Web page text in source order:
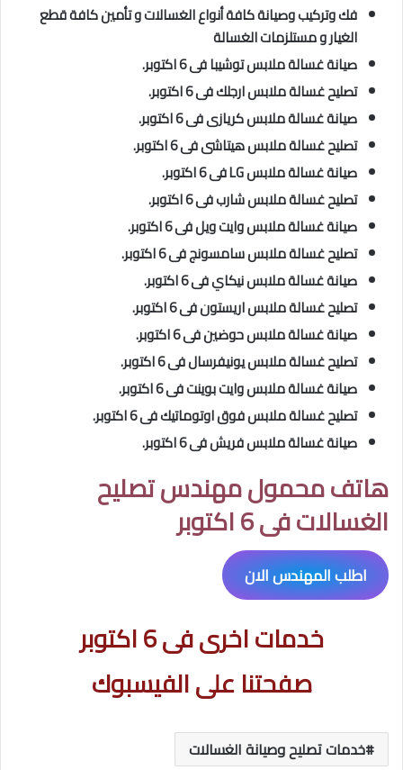
فك وتركيب وصيانة كافة أنواع الغسالات و تأمين كافة قطع
الغيار و مستلزمات الغسالة
صيانة غسالة ملابس توشيبا فى 6 اكتوبر.
تصليح غسالة ملابس ارجلك فى 6 اكتوبر.
صيانة غسالة ملابس كريازى فى 6 اكتوبر.
تصليحغسالة ملابس هيتاشى فى 6 اكتوبر.
صيانة غسالة ملابس LG فى 6 اكتوبر.
تصليحغسالة ملابس شارب فى 6 اكتوبر.
صيانة غسالة ملابس وايت ويل فى 6 اكتوبر.
تصليحغسالة ملابس سامسونج فى 6 اكتوبر.
صيانة غسالة ملابس نيكاي فى 6 اكتوبر.
تصليحغسالة ملابس اريستون فى 6 اكتوبر.
صيانة غسالة ملابس حوضين فى 6 اكتوبر.
تصليحغسالة ملابس يونيفرسال فى 6 اكتوبر.
صيانة غسالة ملابس وايت بوينت فى 6 اكتوبر.
تصليحغسالة ملابس فوق اوتوماتيك فى 6 اكتوبر.
صيانة غسالة ملابس فريش فى 6 اكتوبر.
هاتف محمول مهندس تصليح
الغسالات فى 6 اكتوبر
اطلب المهندس الان
خدمات اخرى فى 6 اكتوبر
صفحتنا على الفيسبوك
خدمات تصليح وصيانة الغسالات